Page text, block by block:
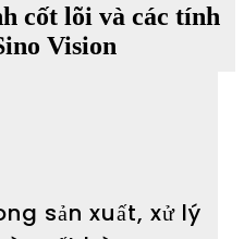
cốt lõi và các tính
Vision
sản xuất, xử lý